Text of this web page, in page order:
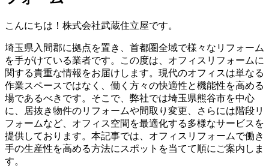
こんにちは！株式会社武蔵住立屋です。
埼玉県入間郡に拠点を置き、首都圏全域で様々なリフォーム
を手がけている業者です。この度は、オフィスリフォームに
関する貴重な情報をお届けします。現代のオフィスは単なる
作業スペースではなく、働く方々の快適性と機能性を高める
場であるべきです。そこで、弊社では埼玉県熊谷市を中心
に、居抜き物件のリフォームや間取り変更、さらには階段リ
フォームなど、オフィス空間を最適化する多様なサービスを
提供しております。本記事では、オフィスリフォームで働き
手の生産性を高める方法にスポットを当てて順にご案内しま
す。